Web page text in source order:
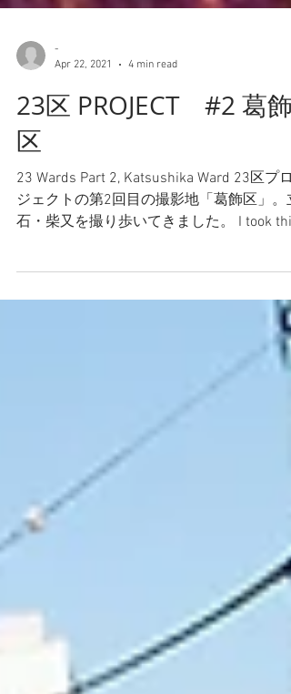
-
Apr 22, 2021
4 min read
23区 PROJECT #2 葛飾
区
23 Wards Part 2, Katsushika Ward 23区プロ
石・柴又を撮り歩いてきました。 I took this
photo at Tateishi and Shibamata, Katsushika,